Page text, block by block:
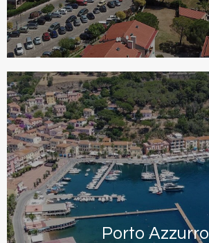
Porto Azzurro